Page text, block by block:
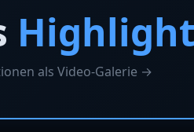
als Video-Galerie →